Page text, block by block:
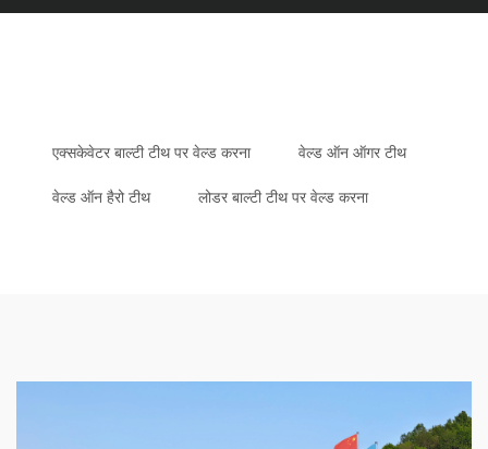
एक्सकेवेटर बाल्टी टीथ पर वेल्ड करना वेल्ड ऑन ऑगर टीथ
वेल्ड ऑन हैरो टीथ लोडर बाल्टी टीथ पर वेल्ड करना